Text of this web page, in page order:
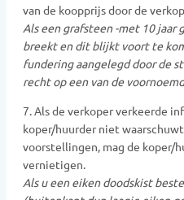
van de koopprijs door de
Als een grafsteen -met 10 jaar
breekt en dit blijkt voort te
fundering aangelegd door de
recht op een van de
7. Als de verkoper verkeerde
koper/huurder niet
voorstellingen, mag de koper/
vernietigen.
Als u een eiken doodskist